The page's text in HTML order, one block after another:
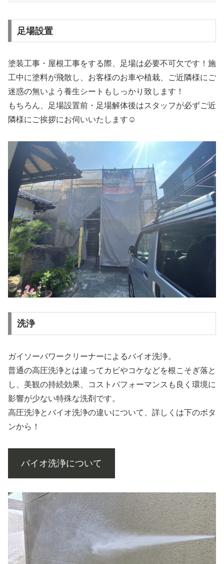
足場設置
塗装工事・屋根工事をする際、足場は必要不可欠です！施
工中に塗料が飛散し、お客様のお車や植栽、ご近隣様にご
迷惑の無いよう養生シートもしっかり致します！
もちろん、足場設置前・足場解体後はスタッフが必ずご近
隣様にご挨拶にお伺いいたします☺
洗浄
ガイソーパワークリーナーによるバイオ洗浄。
普通の高圧洗浄とは違ってカビやコケなどを根こそぎ落と
し、美観の持続効果、コストパフォーマンスも良く環境に
影響が少ない特殊な洗剤です。
高圧洗浄とバイオ洗浄の違いについて、詳しくは下のボタ
ンから！
バイオ洗浄について